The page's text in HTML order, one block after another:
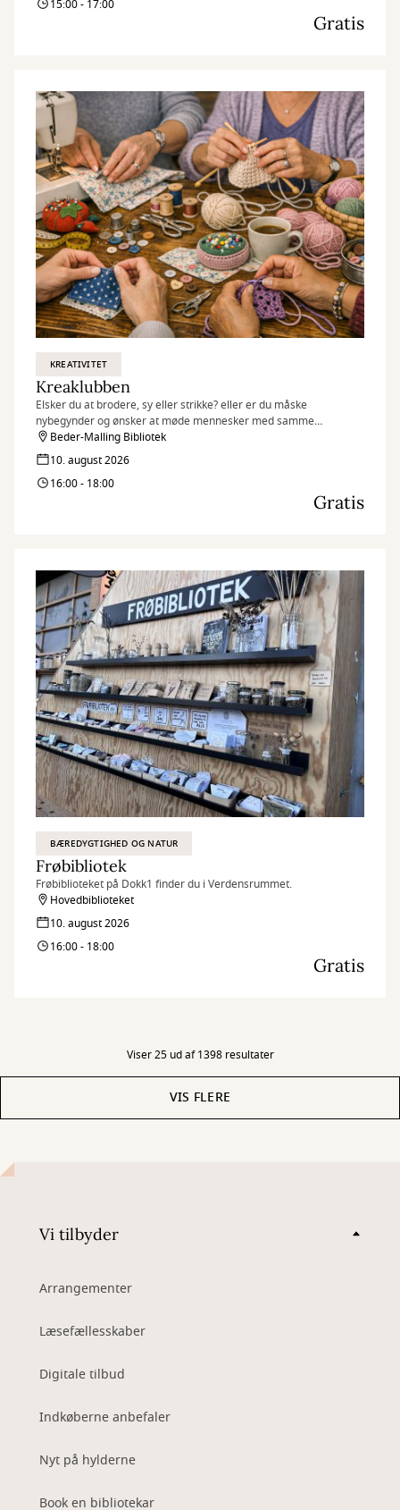
15:00 - 17:00
Gratis
KREATIVITET
Kreaklubben
Elsker du at brodere, sy eller strikke? eller er du måske
nybegynder og ønsker at møde mennesker med samme
interesse?
Beder-Malling Bibliotek
10. august 2026
16:00 - 18:00
Gratis
BÆREDYGTIGHED OG NATUR
Frøbibliotek
Frøbiblioteket på Dokk1 finder du i Verdensrummet.
Hovedbiblioteket
10. august 2026
16:00 - 18:00
Gratis
Viser 25 ud af 1398 resultater
VIS FLERE
Vi tilbyder
Arrangementer
Læsefællesskaber
Digitale tilbud
Indkøberne anbefaler
Nyt på hylderne
Book en bibliotekar